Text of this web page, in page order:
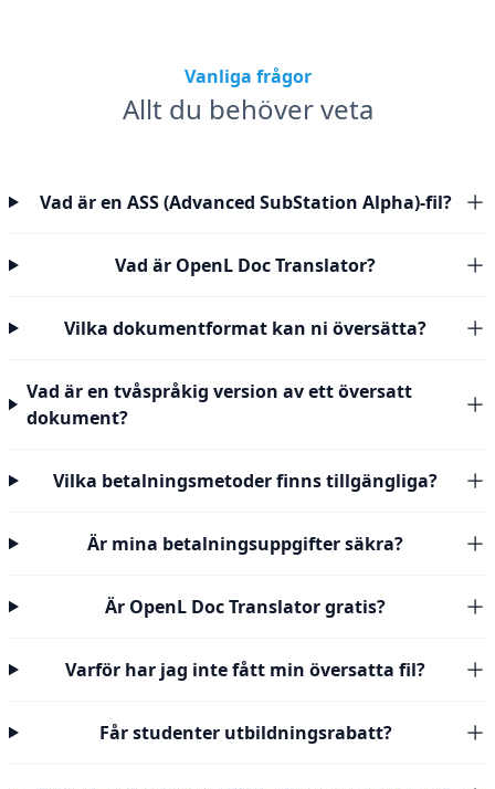
Vanliga frågor
Allt du behöver veta
Vad är en ASS (Advanced SubStation Alpha)-fil?
Vad är OpenL Doc Translator?
Vilka dokumentformat kan ni översätta?
Vad är en tvåspråkig version av ett översatt
dokument?
Vilka betalningsmetoder finns tillgängliga?
Är mina betalningsuppgifter säkra?
Är OpenL Doc Translator gratis?
Varför har jag inte fått min översatta fil?
Får studenter utbildningsrabatt?